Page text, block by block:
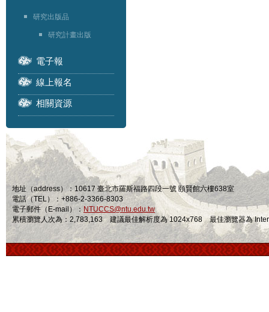
研究出版品
研究計畫出版
電子報
線上報名
相關資源
地址（address）：10617 臺北市羅斯福路四段一號 頤賢館六樓638室
電話（TEL）：+886-2-3366-8303
電子郵件（E-mail）： NTUCCS@ntu.edu.tw
累積瀏覽人次為：2,783,163 建議最佳解析度為 1024x768 最佳瀏覽器為